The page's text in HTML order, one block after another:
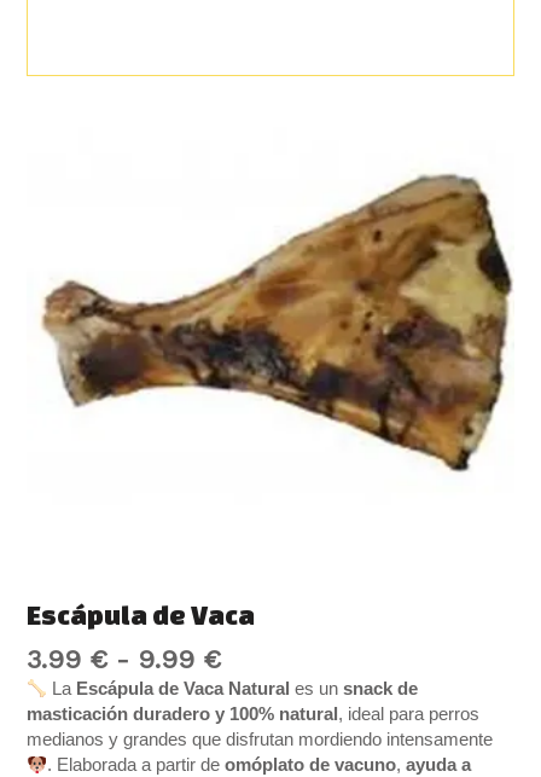
Escápula de Vaca
3.99 € - 9.99 €
La Escápula de Vaca Natural es unsnack de
masticación duradero y 100% natural , ideal para perros
medianos y grandes que disfrutan mordiendo intensamente
. Elaborada a partir deomóplato de vacuno, ayuda a